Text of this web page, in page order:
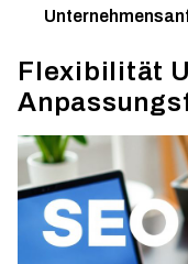
Flexibilität